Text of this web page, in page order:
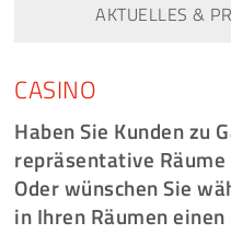
AKTUELLES &
CASINO
Haben Sie Kunden zu
repräsentative
Oder wünschen Sie
in Ihren Räumen